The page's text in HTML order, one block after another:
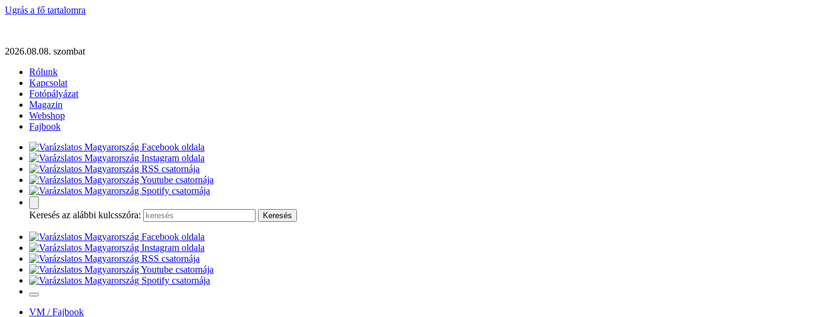
Ugrás a fő tartalomra
2026.08.08. szombat
Rólunk
Kapcsolat
Fotópályázat
Magazin
Webshop
Fajbook
Keresés az alábbi kulcsszóra:
VM / Fajbook